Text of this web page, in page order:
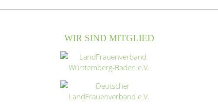
WIR SIND MITGLIED